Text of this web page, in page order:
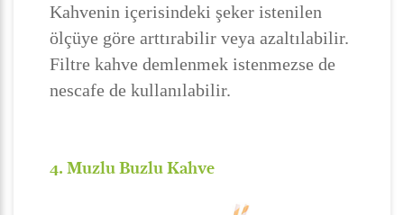
Kahvenin içerisindeki şeker istenilen
ölçüye göre arttırabilir veya azaltılabilir.
Filtre kahve demlenmek istenmezse de
nescafe de kullanılabilir.
4. Muzlu Buzlu Kahve